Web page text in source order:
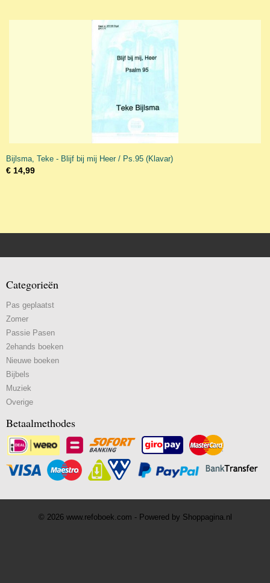
Bijlsma, Teke - Blijf bij mij Heer / Ps.95 (Klavar)
€ 14,99
Categorieën
Pas geplaatst
Zomer
Passie Pasen
2ehands boeken
Nieuwe boeken
Bijbels
Muziek
Overige
Betaalmethodes
© 2026 www.refoboek.com - Powered by Shoppagina.nl